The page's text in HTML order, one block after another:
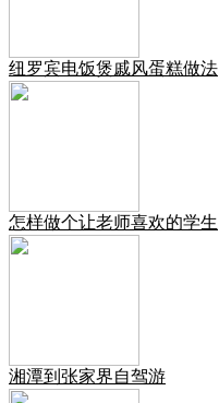
纽罗宾电饭煲戚风蛋糕做法
怎样做个让老师喜欢的学生
湘潭到张家界自驾游